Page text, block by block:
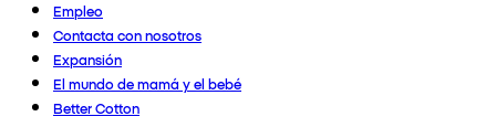
Empleo
Contacta con nosotros
Expansión
El mundo de mamá y el bebé
Better Cotton